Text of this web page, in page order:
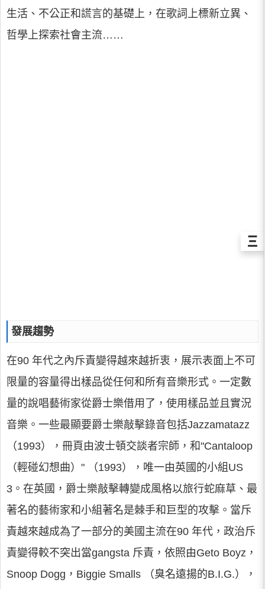
生活、不公正和謊言的基礎上，在歌詞上標新立異、
哲學上探索社會主流……
發展趨勢
在90 年代之內斥責變得越來越折衷，展示表面上不可
限量的容量得出樣品從任何和所有音樂形式。一定數
量的說唱藝術家從爵士樂借用了，使用樣品並且實況
音樂。一些最顯要爵士樂敲擊錄音包括Jazzamatazz
（1993），冊頁由波士頓交談者宗師，和"Cantaloop
（輕碰幻想曲）" （1993），唯一由英國的小組US
3。在英國，爵士樂敲擊轉變成風格以旅行蛇麻草、最
著名的藝術家和小組著名是棘手和巨型的攻擊。當斥
責越來越成為了一部分的美國主流在90 年代，政治斥
責變得較不突出當gangsta 斥責，依照由Geto Boyz，
Snoop Dogg，Biggie Smalls （臭名遠揚的B.I.G.），
Ξ